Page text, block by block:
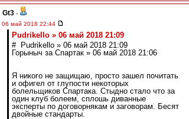
Gt3 -
06 май 2018 22:44
Pudrikello » 06 май 2018 21:09
# Pudrikello » 06 май 2018 21:09
Горыныч за Спартак » 06 май 2018 21:06
Я никого не защищаю, просто зашел почитать
и офигел от глупости некоторых
болельщиков Спартака. Стыдно стало что за
один клуб болеем, сплошь диванные
эксперты по договорнякам и заговорам. Бесят
двойные стандарты.